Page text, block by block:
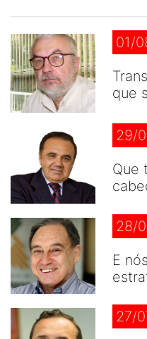
01/
que
29/
Que
28/
E
27/